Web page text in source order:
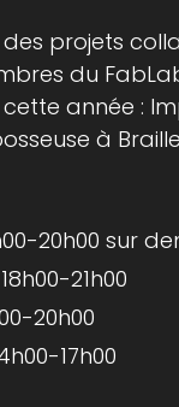
des projets
du
année :
à
20h00 sur
21h00
20h00
17h00